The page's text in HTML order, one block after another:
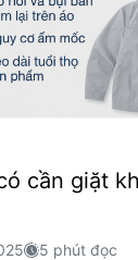
cần giặt
5 phút đọc